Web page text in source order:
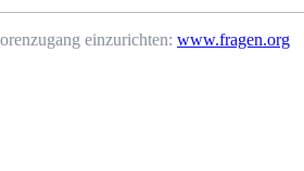
einzurichten: www.fragen.org